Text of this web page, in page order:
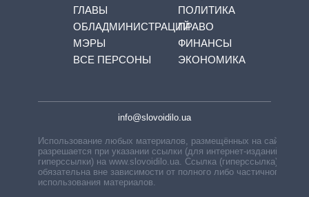
ГЛАВЫ
ОБЛАДМИНИСТРАЦИЙ
МЭРЫ
ВСЕ ПЕРСОНЫ
ПОЛИТИКА
ПРАВО
ФИНАНСЫ
ЭКОНОМИКА
info@slovoidilo.ua
Использование любых материалов, размещённых на сайте,
разрешается при указании ссылки (для интернет-изданий —
гиперссылки) на www.slovoidilo.ua. Ссылка (гиперссылка)
обязательна вне зависимости от полного либо частичного
использования материалов.